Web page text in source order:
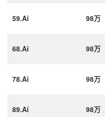
59.Ai 98万
68.Ai 98万
78.Ai 98万
89.Ai 98万